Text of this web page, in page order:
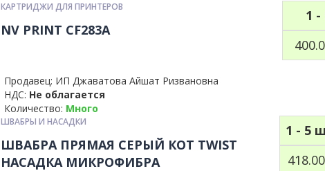
КАРТРИДЖИ ДЛЯ ПРИНТЕРОВ
NV PRINT CF283A
1 -
Продавец: ИП Джаватова Айшат Ризвановна
НДС: Не облагается
Количество: Много
ШВАБРЫ И НАСАДКИ
ШВАБРА ПРЯМАЯ СЕРЫЙ КОТ TWIST
НАСАДКА МИКРОФИБРА
1 - 5